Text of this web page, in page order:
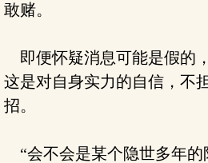
敢赌。
即便怀疑消息可能是假的
这是对自身实力的自信，不
招。
“会不会是某个隐世多年的